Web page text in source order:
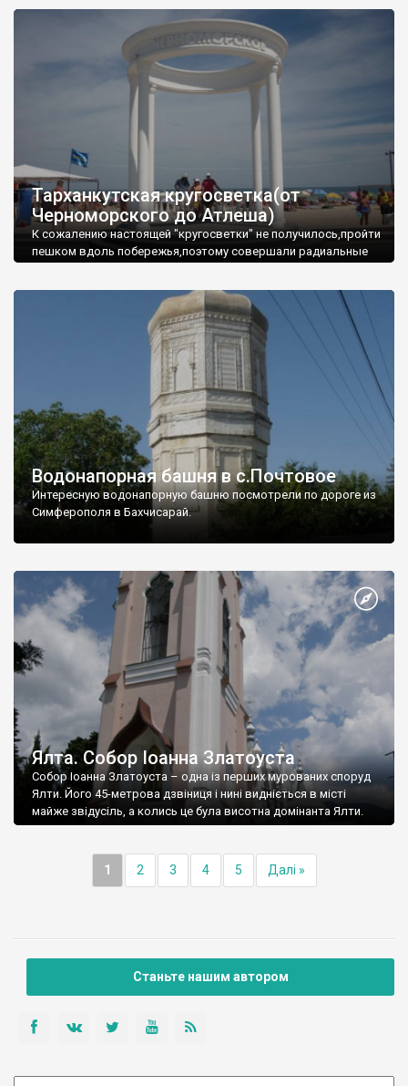
Тарханкутская кругосветка(от
Черноморского до Атлеша)
К сожалению настоящей "кругосветки" не получилось,пройти
пешком вдоль побережья,поэтому совершали радиальные
Водонапорная башня в с.Почтовое
Интересную водонапорную башню посмотрели по дороге из
Симферополя в Бахчисарай.
Ялта. Собор Іоанна Златоуста
Собор Іоанна Златоуста – одна із перших мурованих споруд
Ялти. Його 45-метрова дзвіниця і нині видніється в місті
майже звідусіль, а колись це була висотна домінанта Ялти.
1 2 3 4 5 Далі »
Станьте нашим автором